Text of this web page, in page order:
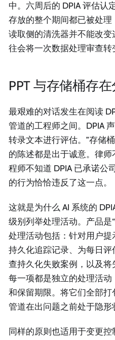
中。六周后的 DPIA 评估认
存放的整个期间都已被处
读取侧的清洗器并不能改
往会将一次数据处理审查转
PPT 与存储桶存
最艰难的对话发生在阅读
管道的工程师之间。DPIA
转录文本进行评估。”存储
的陈述都是出于诚意。律
程师不知道 DPIA 已承诺公
的行为恰恰违反了这一点。
这就是为什么 AI 系统的
级别列举处理活动。产品是
处理活动包括：针对用户
持久化追踪记录、为每日
查持久化失败案例，以及将
每一项都是独立的处理活
和保留期限。将它们全部打
管道在出问题之前处于隐形
同样的原则也适用于变更控